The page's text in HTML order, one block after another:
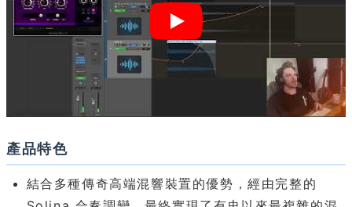
產品特色
結合多種傳奇高端混響裝置的優勢，經由完整的